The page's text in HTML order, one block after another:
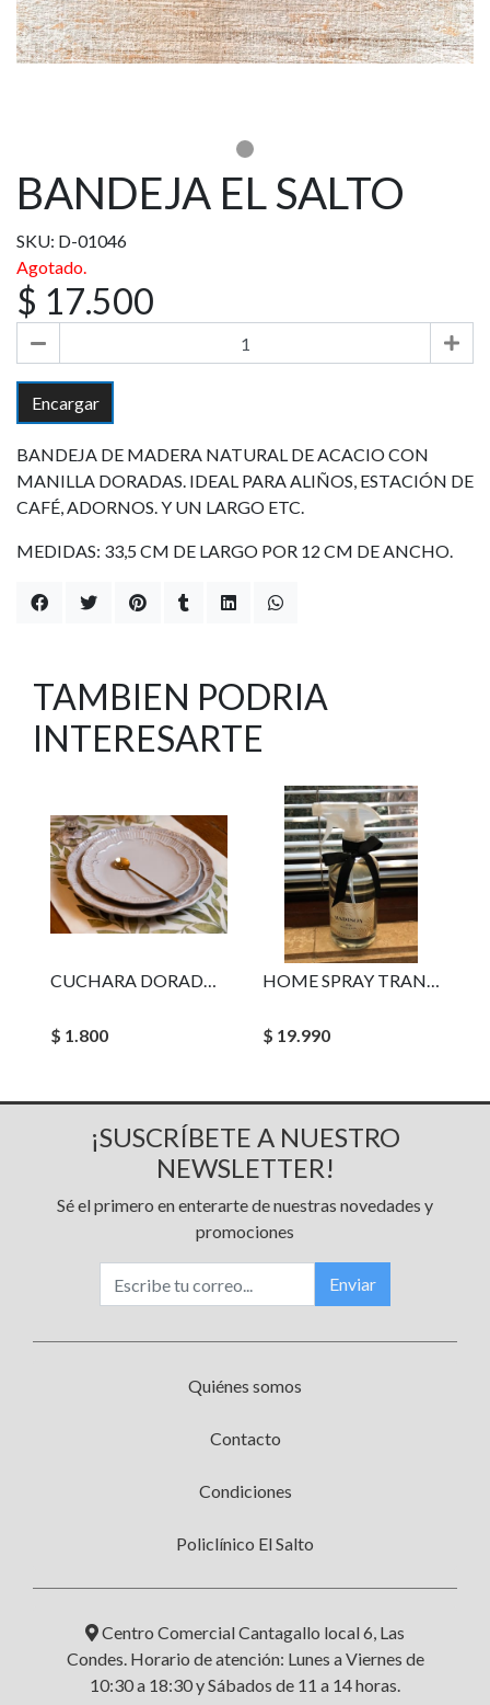
BANDEJA EL SALTO
SKU: D-01046
Agotado.
$ 17.500
Encargar
BANDEJA DE MADERA NATURAL DE ACACIO CON
MANILLA DORADAS. IDEAL PARA ALIÑOS, ESTACIÓN DE
CAFÉ, ADORNOS. Y UN LARGO ETC.
MEDIDAS: 33,5 CM DE LARGO POR 12 CM DE ANCHO.
TAMBIEN PODRIA
INTERESARTE
CUCHARA DORADA SIMPLE
$ 1.800
HOME SPRAY TRANSPARENTE PASSION FIG
$ 19.990
¡SUSCRÍBETE A NUESTRO
NEWSLETTER!
Sé el primero en enterarte de nuestras novedades y
promociones
Enviar
Quiénes somos
Contacto
Condiciones
Policlínico El Salto
Centro Comercial Cantagallo local 6, Las
Condes. Horario de atención: Lunes a Viernes de
10:30 a 18:30 y Sábados de 11 a 14 horas.